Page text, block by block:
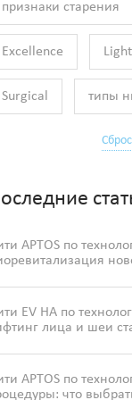
признаки старения
Excellence
Surgical типы
APTOS по
EV HA по
лица и шеи
APTOS по
что